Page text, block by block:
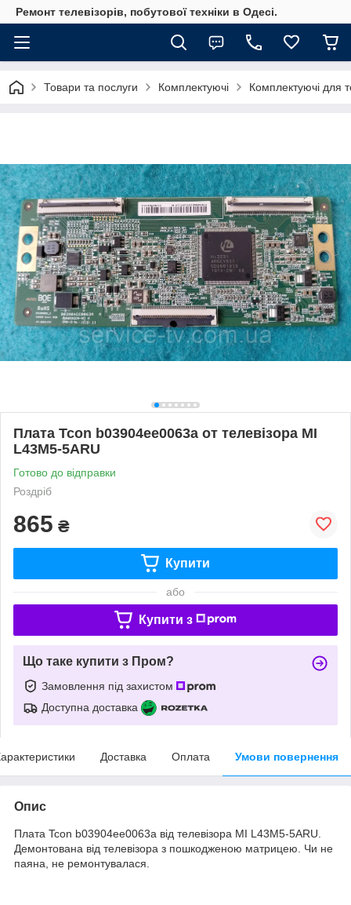
Ремонт телевізорів, побутової техніки в Одесі.
Товари та послуги Комплектуючі Комплектуючі для
Плата Tcon b03904ee0063a от телевізора MI
L43M5-5ARU
Готово до відправки
Роздріб
865 ₴
Купити
або
Купити з
Що таке купити з Пром?
Замовлення під захистом
Доступна доставка
Доставка Оплата Умови повернення
Опис
Плата Tcon b03904ee0063a від телевізора MI L43M5-5ARU.
Демонтована від телевізора з пошкодженою матрицею. Чи не
паяна, не ремонтувалася.